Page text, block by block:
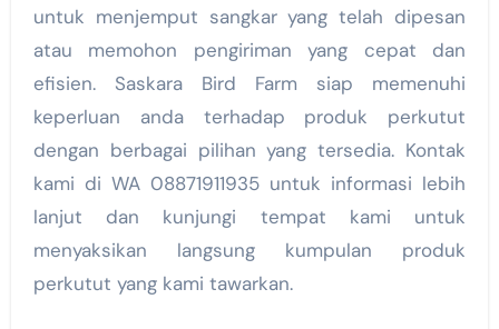
untuk menjemput sangkar yang telah dipesan
atau memohon pengiriman yang cepat dan
efisien. Saskara Bird Farm siap memenuhi
keperluan anda terhadap produk perkutut
dengan berbagai pilihan yang tersedia. Kontak
kami di WA 08871911935 untuk informasi lebih
lanjut dan kunjungi tempat kami untuk
menyaksikan langsung kumpulan produk
perkutut yang kami tawarkan.